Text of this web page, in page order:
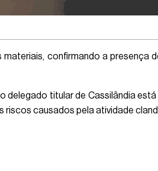
confirmando a presença
titular de Cassilândia
riscos causados pela atividade